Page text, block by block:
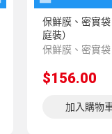
保鮮膜、密實
庭裝）
$156.00
加入購物